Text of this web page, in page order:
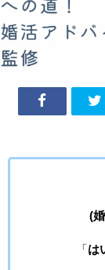
(
「は